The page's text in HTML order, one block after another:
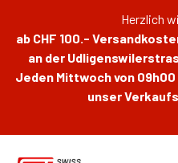
Herzlich
ab CHF 100.-
an der
Jeden Mittwoch von
unser